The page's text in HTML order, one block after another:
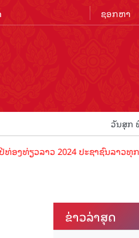
ວັນສຸກ
ລາວ 2024 ປະຊາຊົນລາວທຸກຄົນຈົ່
ຂ່າວ​ລ່າ​ສຸດ